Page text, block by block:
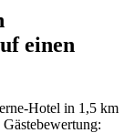
einen
Hotel in 1,5 km